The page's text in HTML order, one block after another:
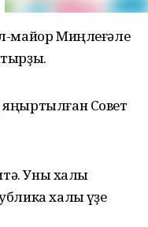
майор Миңлеғәле
Совет
Уны халыҡ
халҡы үҙе